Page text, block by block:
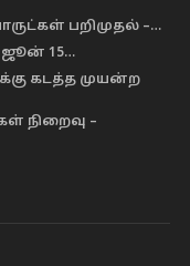
பறிமுதல் –…
ஜூன் 15…
கடத்த முயன்ற
நிறைவு –